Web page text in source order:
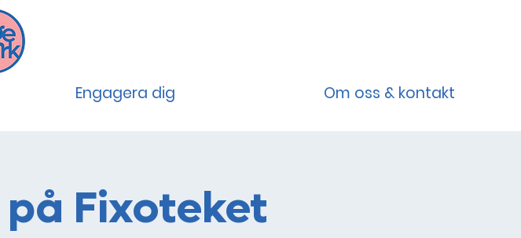
Engagera dig Om oss & kontakt
Fixoteket